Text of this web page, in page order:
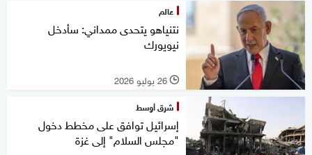
عالم
نتنياهو يتحدى ممداني: سأدخل
نيويورك
l 26 يوليو 2026
شرق أوسط
إسرائيل توافق على مخطط دخول
"مجلس السلام" إلى غزة